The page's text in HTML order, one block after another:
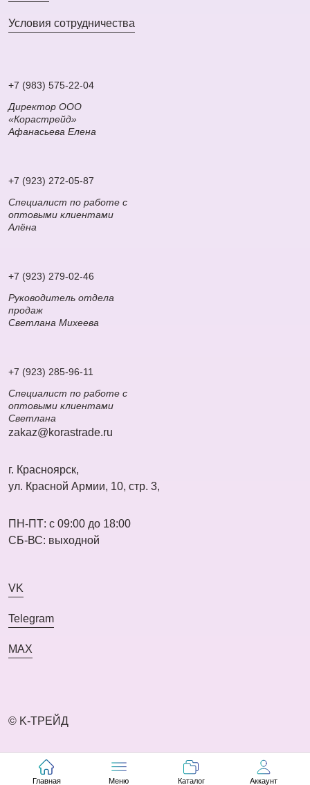
Условия сотрудничества
+7 (983) 575-22-04
Директор ООО
«Корастрейд»
Афанасьева Елена
+7 (923) 272-05-87
Специалист по работе с
оптовыми клиентами
Алёна
+7 (923) 279-02-46
Руководитель отдела
продаж
Светлана Михеева
+7 (923) 285-96-11
Специалист по работе с
оптовыми клиентами
Светлана
zakaz@korastrade.ru
г. Красноярск,
ул. Красной Армии, 10, стр. 3,
ПН-ПТ: с 09:00 до 18:00
СБ-ВС: выходной
VK
Telegram
MAX
© K-ТРЕЙД
Главная Меню Каталог Аккаунт